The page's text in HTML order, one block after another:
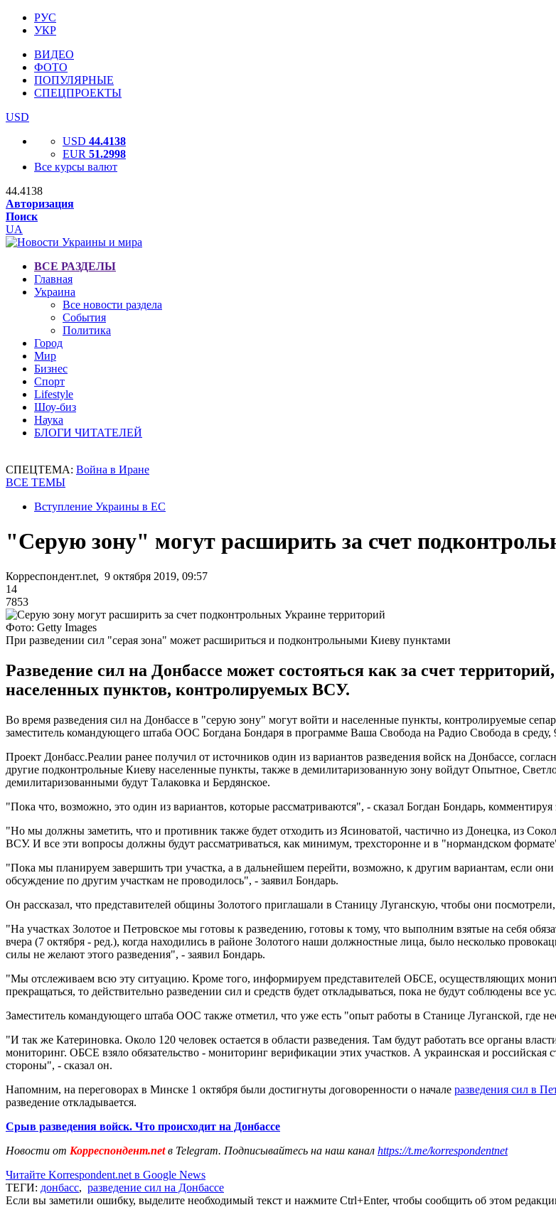
РУС
УКР
ВИДЕО
ФОТО
ПОПУЛЯРНЫЕ
СПЕЦПРОЕКТЫ
USD
USD 44.4138
EUR 51.2998
Все курсы валют
44.4138
Авторизация
Поиск
UA
ВСЕ РАЗДЕЛЫ
Главная
Украина
Все новости раздела
События
Политика
Город
Мир
Бизнес
Спорт
Lifestyle
Шоу-биз
Наука
БЛОГИ ЧИТАТЕЛЕЙ
СПЕЦТЕМА: Война в Иране
ВСЕ ТЕМЫ
Вступление Украины в ЕС
"Серую зону" могут расширить за счет
Корреспондент.net, 9 октября 2019, 09:57
14
7853
Фото: Getty Images
При разведении сил "серая зона" может расшириться и подконтрольными Киеву пунктами
Разведение сил на Донбассе может состояться как за счет
населенных пунктов, контролируемых ВСУ.
Во время разведения сил на Донбассе в "серую зону" могут войти и населенные пункты, контролируемые
заместитель командующего штаба ООС Богдана Бондаря в программе Ваша Свобода на Радио Свобода в среду,
Проект Донбасс.Реалии ранее получил от источников один из вариантов разведения войск на Донбассе,
другие подконтрольные Киеву населенные пункты, также в демилитаризованную зону войдут Опытное,
демилитаризованными будут Талаковка и Бердянское.
"Пока что, возможно, это один из вариантов, которые рассматриваются", - сказал Богдан Бондарь, комментируя
"Но мы должны заметить, что и противник также будет отходить из Ясиноватой, частично из Донецка, из
ВСУ. И все эти вопросы должны будут рассматриваться, как минимум, трехсторонне и в "нормандском
"Пока мы планируем завершить три участка, а в дальнейшем перейти, возможно, к другим вариантам, если
обсуждение по другим участкам не проводилось", - заявил Бондарь.
Он рассказал, что представителей общины Золотого приглашали в Станицу Луганскую, чтобы они
"На участках Золотое и Петровское мы готовы к разведению, готовы к тому, что выполним взятые на себя
вчера (7 октября - ред.), когда находились в районе Золотого наши должностные лица, было несколько
силы не желают этого разведения", - заявил Бондарь.
"Мы отслеживаем всю эту ситуацию. Кроме того, информируем представителей ОБСЕ, осуществляющих
прекращаться, то действительно разведении сил и средств будет откладываться, пока не будут соблюдены
Заместитель командующего штаба ООС также отметил, что уже есть "опыт работы в Станице Луганской, где
"И так же Катериновка. Около 120 человек остается в области разведения. Там будут работать все органы
мониторинг. ОБСЕ взяло обязательство - мониторинг верификации этих участков. А украинская и
стороны", - сказал он.
Напомним, на переговорах в Минске 1 октября были достигнуты договоренности о начале разведения сил в
разведение откладывается.
Срыв разведения войск. Что происходит на Донбассе
Новости от Корреспондент.netв Telegram. Подписывайтесь на наш канал https://t.me/korrespondentnet
Читайте Korrespondent.net в Google News
ТЕГИ: донбасс, разведение сил на Донбассе
Если вы заметили ошибку, выделите необходимый текст и нажмите Ctrl+Enter, чтобы сообщить об этом